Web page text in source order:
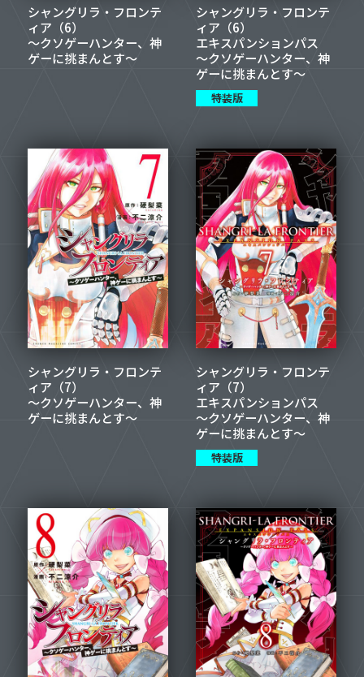
シャングリラ・フロンテ
ィア（6）
～クソゲーハンター、神
ゲーに挑まんとす～
シャングリラ・フロンテ
ィア（6）
エキスパンションパス
～クソゲーハンター、神
ゲーに挑まんとす～
特装版
シャングリラ・フロンテ
ィア（7）
～クソゲーハンター、神
ゲーに挑まんとす～
シャングリラ・フロンテ
ィア（7）
エキスパンションパス
～クソゲーハンター、神
ゲーに挑まんとす～
特装版